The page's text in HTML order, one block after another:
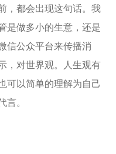
，都会出现这句话。我
是做多小的生意，还是
信公众平台来传播消
，对世界观。人生观有
可以简单的理解为自己
言。